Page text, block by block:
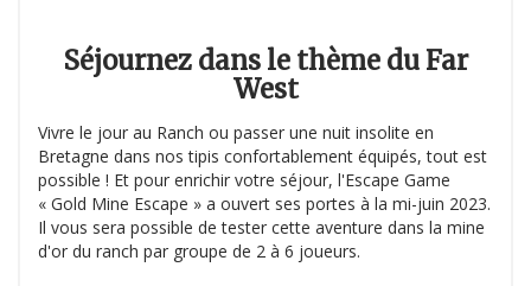
Séjournez dans le thème du Far
West
Vivre le jour au Ranch ou passer une nuit insolite en
Bretagne dans nos tipis confortablement équipés, tout est
possible ! Et pour enrichir votre séjour, l'Escape Game
« Gold Mine Escape » a ouvert ses portes à la mi-juin 2023.
Il vous sera possible de tester cette aventure dans la mine
d'or du ranch par groupe de 2 à 6 joueurs.